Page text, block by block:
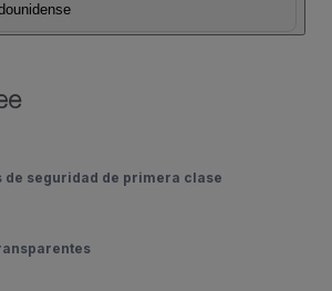
de seguridad de primera clase